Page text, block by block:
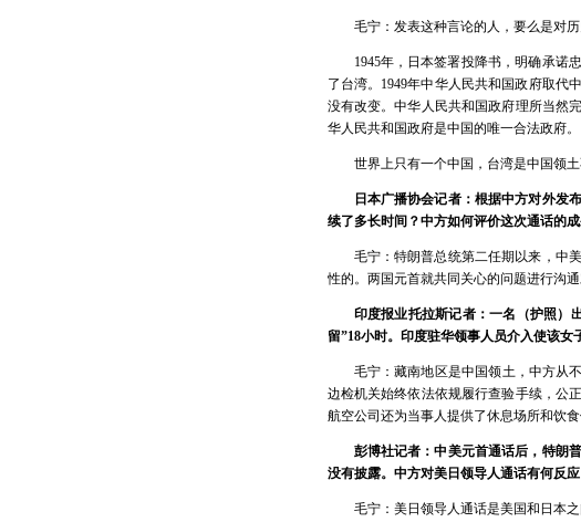
毛宁：发表这种言论的人，要么是对
1945年，日本签署投降书，明确承诺
了台湾。1949年中华人民共和国政府取代
没有改变。中华人民共和国政府理所当然
华人民共和国政府是中国的唯一合法政府。
世界上只有一个中国，台湾是中国领
日本广播协会记者：根据中方对外发
续了多长时间？中方如何评价这次通话的成
毛宁：特朗普总统第二任期以来，中
性的。两国元首就共同关心的问题进行沟
印度报业托拉斯记者：一名（护照）
留”18小时。印度驻华领事人员介入使该
毛宁：藏南地区是中国领土，中方从
边检机关始终依法依规履行查验手续，公
航空公司还为当事人提供了休息场所和饮
彭博社记者：中美元首通话后，特朗
没有披露。中方对美日领导人通话有何反
毛宁：美日领导人通话是美国和日本